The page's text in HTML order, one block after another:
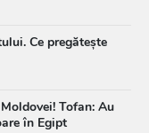
Ce pregătește
Tofan: Au
în Egipt